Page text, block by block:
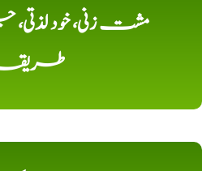
مشت زنی، خود لذتی،